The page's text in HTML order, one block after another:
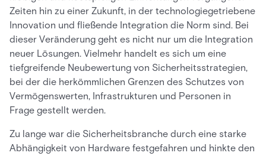
Zeiten hin zu einer Zukunft, in der technologiegetriebene
Innovation und fließende Integration die Norm sind. Bei
dieser Veränderung geht es nicht nur um die Integration
neuer Lösungen. Vielmehr handelt es sich um eine
tiefgreifende Neubewertung von Sicherheitsstrategien,
bei der die herkömmlichen Grenzen des Schutzes von
Vermögenswerten, Infrastrukturen und Personen in
Frage gestellt werden.
Zu lange war die Sicherheitsbranche durch eine starke
Abhängigkeit von Hardware festgefahren und hinkte den